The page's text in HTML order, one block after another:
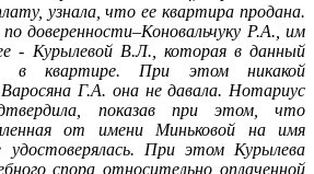
узнала, что ее квартира продана.
доверенности–Коновальчуку Р.А., им
- Курылевой В.Л., которая в данный
в квартире. При этом никакой
Г.А. она не давала. Нотариус
показав при этом, что
от имени Миньковой на имя
При этом Курылева
спора относительно оплаченной